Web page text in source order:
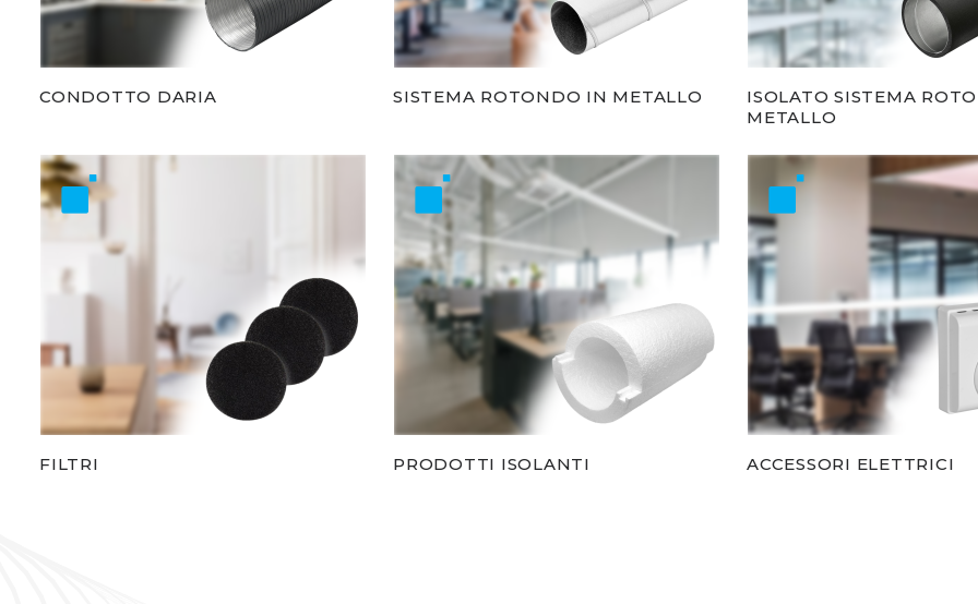
CONDOTTO DARIA SISTEMA ROTONDO IN METALLO
ISOLATO SISTEMA
METALLO
FILTRI PRODOTTI ISOLANTI ACCESSORI ELETTRICI